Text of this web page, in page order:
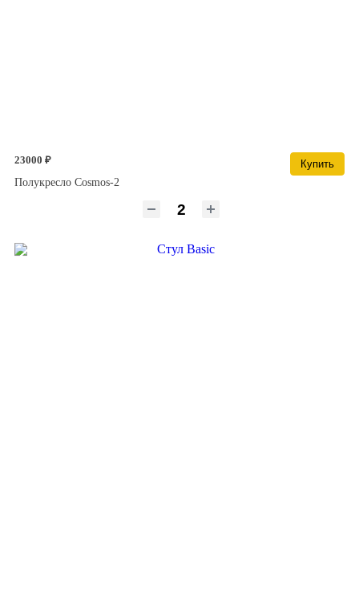
23000 ₽
Купить
Полукресло Cosmos-2